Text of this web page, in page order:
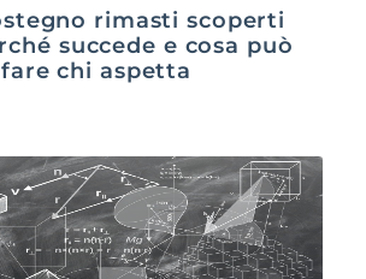
rimasti scoperti
succede e cosa può
fare chi aspetta